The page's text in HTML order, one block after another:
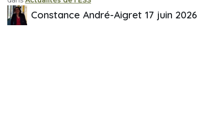
Constance André-Aigret 17 juin 2026